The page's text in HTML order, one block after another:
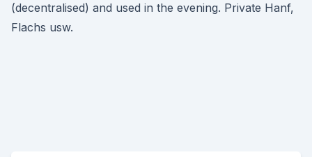
(decentralised) and used in the evening. Private Hanf,
Flachs usw.